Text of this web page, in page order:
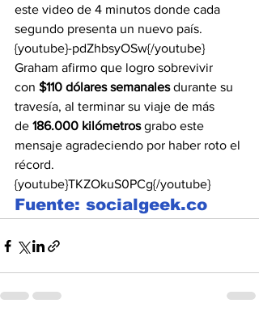
este video de 4 minutos donde cada
segundo presenta un nuevo país.
{youtube}-pdZhbsyOSw{/youtube}
Graham afirmo que logro sobrevivir
con $110 dólares semanales durante su
travesía, al terminar su viaje de más
de 186.000 kilómetros grabo este
mensaje agradeciendo por haber roto el
récord.
{youtube}TKZOkuS0PCg{/youtube}
Fuente: socialgeek.co